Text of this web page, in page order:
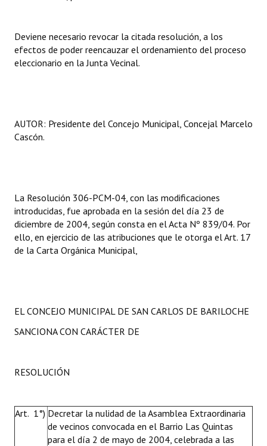
Antiguos Pobladores - Registro
Reconocimientos - Registro
REFORMA DE LA CARTA ORGÁNICA
Deviene necesario revocar la citada resolución, a los
efectos de poder reencauzar el ordenamiento del proceso
eleccionario en la Junta Vecinal.
AUTOR: Presidente del Concejo Municipal, Concejal Marcelo
Cascón.
La Resolución 306-PCM-04, con las modificaciones
introducidas, fue aprobada en la sesión del día 23 de
diciembre de 2004, según consta en el Acta Nº 839/04. Por
ello, en ejercicio de las atribuciones que le otorga el Art. 17
de la Carta Orgánica Municipal,
EL CONCEJO MUNICIPAL DE SAN CARLOS DE BARILOCHE
SANCIONA CON CARÁCTER DE
RESOLUCIÓN
Art. 1°) Decretar la nulidad de la Asamblea Extraordinaria
de vecinos convocada en el Barrio Las Quintas
para el día 2 de mayo de 2004, celebrada a las